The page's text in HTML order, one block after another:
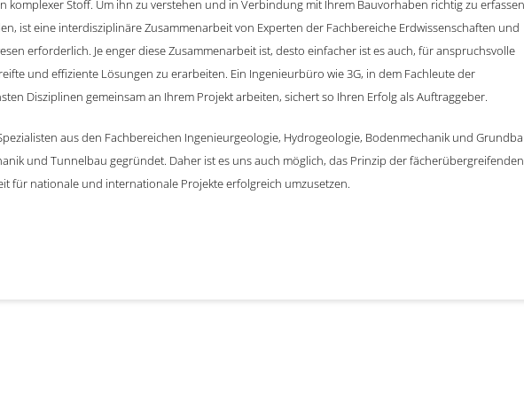
komplexer Stoff. Um ihn zu verstehen und in Verbindung mit Ihrem Bauvorhaben richtig zu erfassen
ist eine interdisziplinäre Zusammenarbeit von Experten der Fachbereiche Erdwissenschaften und
erforderlich. Je enger diese Zusammenarbeit ist, desto einfacher ist es auch, für anspruchsvolle
und effiziente Lösungen zu erarbeiten. Ein Ingenieurbüro wie 3G, in dem Fachleute der
Disziplinen gemeinsam an Ihrem Projekt arbeiten, sichert so Ihren Erfolg als Auftraggeber.
aus den Fachbereichen Ingenieurgeologie, Hydrogeologie, Bodenmechanik und
und Tunnelbau gegründet. Daher ist es uns auch möglich, das Prinzip der fächerübergreifenden
für nationale und internationale Projekte erfolgreich umzusetzen.